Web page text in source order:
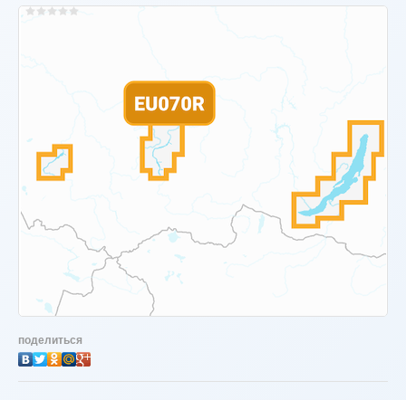
поделиться